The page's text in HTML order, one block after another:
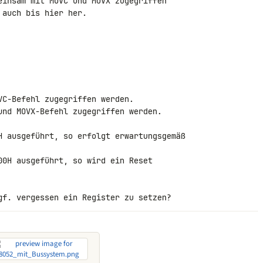
auch bis hier her.
Befehl zugegriffen werden.
MOVX-Befehl zugegriffen werden.
ausgeführt, so erfolgt erwartungsgemäß
ausgeführt, so wird ein Reset
vergessen ein Register zu setzen?